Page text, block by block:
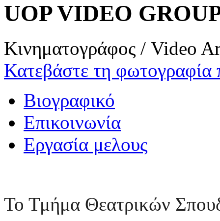
UOP VIDEO
Κινηματογράφος / Video
Κατεβάστε τη φωτογραφία
Βιογραφικό
Επικοινωνία
Εργασία μελους
Το Τμήμα Θεατρικών